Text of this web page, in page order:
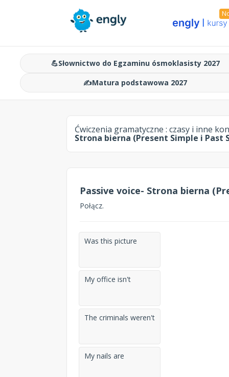
💪Słownictwo do Egzaminu ósmoklasisty 2027
✍️Matura podstawowa 2027
Ćwiczenia gramatyczne : czasy i inne
Strona bierna (Present Simple i Past
Passive voice- Strona bierna
Połącz.
Was this picture
My office isn't
The criminals weren't
My nails are